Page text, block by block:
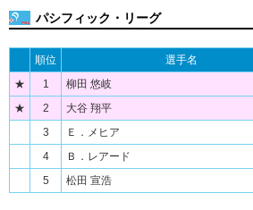
パシフィック・リーグ
順位 選手名
★
1 柳田 悠岐
★
2 大谷 翔平
3
Ｅ．メヒア
4
Ｂ．レアード
5
松田 宣浩